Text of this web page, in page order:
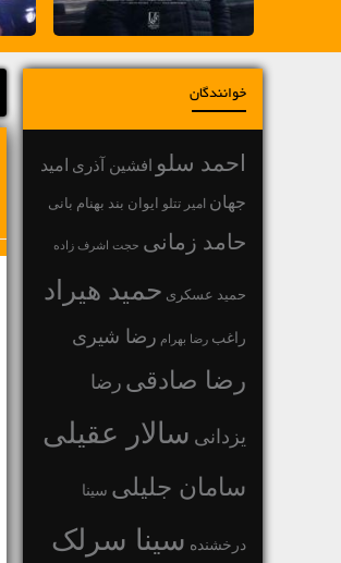
خوانندگان
احمد سلو افشین آذری امید
جهان امیر تتلو ایوان بند بهنام بانی
حامد زمانی حجت اشرف زاده
حمید عسکری حمید هیراد
راغب رضا بهرام رضا شیری
رضا صادقی رضا
یزدانی سالار عقیلی
سامان جلیلی سینا
درخشنده سینا سرلک